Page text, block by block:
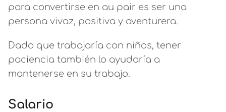
para convertirse en au pair es ser una
persona vivaz, positiva y aventurera.
Dado que trabajaría con niños, tener
paciencia también lo ayudaría a
mantenerse en su trabajo.
Salario